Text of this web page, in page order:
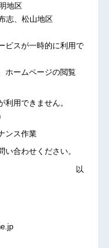
区
山地区
ビスが一時的に利用で
ページの閲覧
きません。
ンス作業
合わせください。